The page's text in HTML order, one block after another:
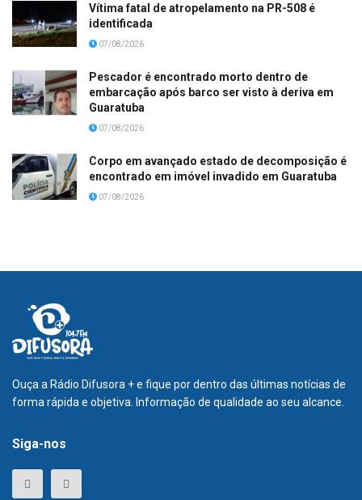
Vítima fatal de atropelamento na PR-508 é
identificada
07/08/2026
Pescador é encontrado morto dentro de
embarcação após barco ser visto à deriva em
Guaratuba
07/08/2026
Corpo em avançado estado de decomposição é
encontrado em imóvel invadido em Guaratuba
07/08/2026
Ouça a Rádio Difusora + e fique por dentro das últimas notícias de
forma rápida e objetiva. Informação de qualidade ao seu alcance.
Siga-nos